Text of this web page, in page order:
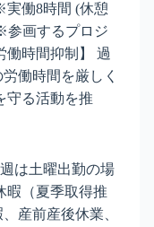
働8時間 (休憩
参画するプロジ
働時間抑制】 過
働時間を厳しく
守る活動を推
は土曜出勤の場
暇（夏季取得推
産前産後休業、